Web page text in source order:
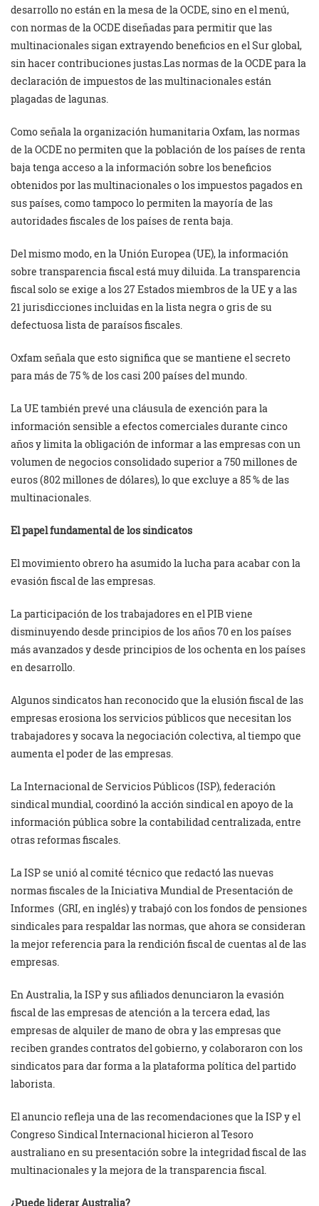
desarrollo no están en la mesa de la OCDE, sino en el menú,
con normas de la OCDE diseñadas para permitir que las
multinacionales sigan extrayendo beneficios en el Sur global,
sin hacer contribuciones justas.Las normas de la OCDE para la
declaración de impuestos de las multinacionales están
plagadas de lagunas.
Como señala la organización humanitaria Oxfam, las normas
de la OCDE no permiten que la población de los países de renta
baja tenga acceso a la información sobre los beneficios
obtenidos por las multinacionales o los impuestos pagados en
sus países, como tampoco lo permiten la mayoría de las
autoridades fiscales de los países de renta baja.
Del mismo modo, en la Unión Europea (UE), la información
sobre transparencia fiscal está muy diluida. La transparencia
fiscal solo se exige a los 27 Estados miembros de la UE y a las
21 jurisdicciones incluidas en la lista negra o gris de su
defectuosa lista de paraísos fiscales.
Oxfam señala que esto significa que se mantiene el secreto
para más de 75 % de los casi 200 países del mundo.
La UE también prevé una cláusula de exención para la
información sensible a efectos comerciales durante cinco
años y limita la obligación de informar a las empresas con un
volumen de negocios consolidado superior a 750 millones de
euros (802 millones de dólares), lo que excluye a 85 % de las
multinacionales.
El papel fundamental de los sindicatos
El movimiento obrero ha asumido la lucha para acabar con la
evasión fiscal de las empresas.
La participación de los trabajadores en el PIB viene
disminuyendo desde principios de los años 70 en los países
más avanzados y desde principios de los ochenta en los países
en desarrollo.
Algunos sindicatos han reconocido que la elusión fiscal de las
empresas erosiona los servicios públicos que necesitan los
trabajadores y socava la negociación colectiva, al tiempo que
aumenta el poder de las empresas.
La Internacional de Servicios Públicos (ISP), federación
sindical mundial, coordinó la acción sindical en apoyo de la
información pública sobre la contabilidad centralizada, entre
otras reformas fiscales.
La ISP se unió al comité técnico que redactó las nuevas
normas fiscales de la Iniciativa Mundial de Presentación de
Informes (GRI, en inglés) y trabajó con los fondos de pensiones
sindicales para respaldar las normas, que ahora se consideran
la mejor referencia para la rendición fiscal de cuentas al de las
empresas.
En Australia, la ISP y sus afiliados denunciaron la evasión
fiscal de las empresas de atención a la tercera edad, las
empresas de alquiler de mano de obra y las empresas que
reciben grandes contratos del gobierno, y colaboraron con los
sindicatos para dar forma a la plataforma política del partido
laborista.
El anuncio refleja una de las recomendaciones que la ISP y el
Congreso Sindical Internacional hicieron al Tesoro
australiano en su presentación sobre la integridad fiscal de las
multinacionales y la mejora de la transparencia fiscal.
¿Puede liderar Australia?